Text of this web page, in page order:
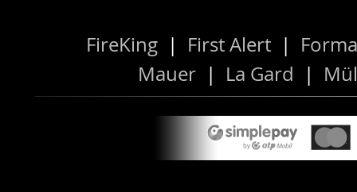
FireKing | First Alert |
Mauer | La Gard |